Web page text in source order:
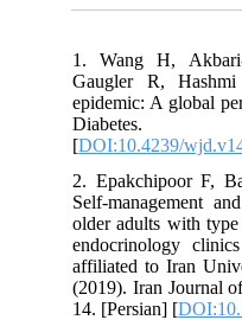
1. Wang H,
Gaugler R,
epidemic: A global
Diabetes.
[DOI:10.4239/
2. Epakchipoor F,
Self-management
older adults with
endocrinology
affiliated to Iran
(2019). Iran Journal
14. [Persian] [